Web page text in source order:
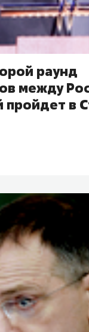
раунд
между
пройдет в